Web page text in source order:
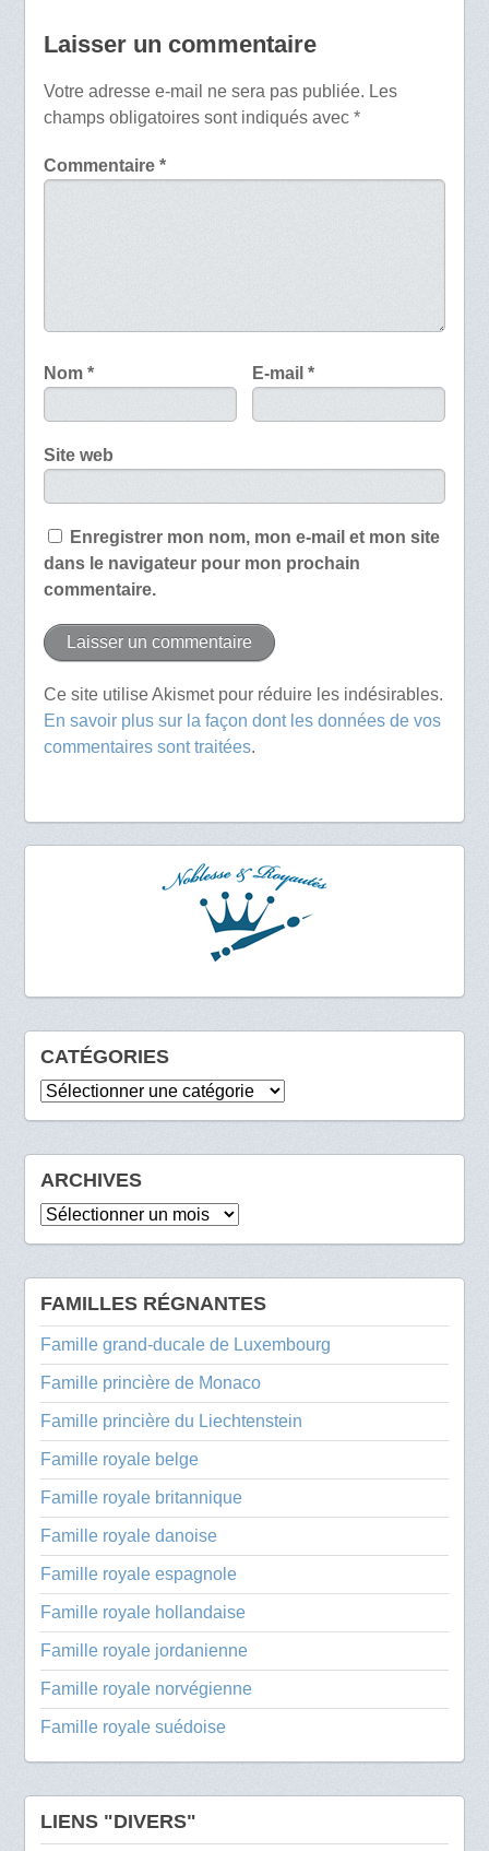
Laisser un commentaire
Votre adresse e-mail ne sera pas publiée. Les
champs obligatoires sont indiqués avec *
Commentaire *
Nom * E-mail*
Site web
Enregistrer mon nom, mon e-mail et mon site
dans le navigateur pour mon prochain
commentaire.
Ce site utilise Akismet pour réduire les indésirables.
En savoir plus sur la façon dont les données de vos
commentaires sont traitées.
CATÉGORIES
Catégories
ARCHIVES
Archives
FAMILLES RÉGNANTES
Famille grand-ducale de Luxembourg
Famille princière de Monaco
Famille princière du Liechtenstein
Famille royale belge
Famille royale britannique
Famille royale danoise
Famille royale espagnole
Famille royale hollandaise
Famille royale jordanienne
Famille royale norvégienne
Famille royale suédoise
LIENS "DIVERS"